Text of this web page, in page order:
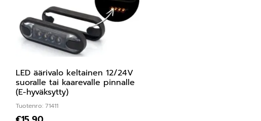
LED äärivalo keltainen 12/24V
suoralle tai kaarevalle pinnalle
(E-hyväksytty)
Tuotenro: 71411